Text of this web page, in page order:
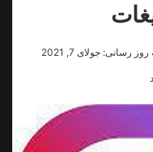
رسانی: جولای 7, 2021